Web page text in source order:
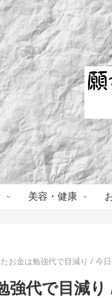
美容・健康
お金は勉強代で目減り / 今
強代で目減り